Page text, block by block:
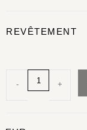
REVÊTEMENT
- +